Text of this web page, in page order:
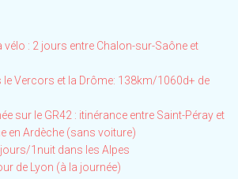
vélo : 2 jours entre Chalon-sur-Saône et
le Vercors et la Drôme: 138km/1060d+ de
sur le GR42 : itinérance entre Saint-Péray et
en Ardèche (sans voiture)
jours/1nuit dans les Alpes
de Lyon (à la journée)